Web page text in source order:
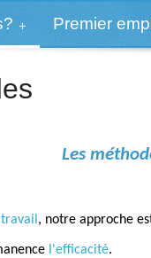
Premier
Les
, notre approche
l'efficacité.